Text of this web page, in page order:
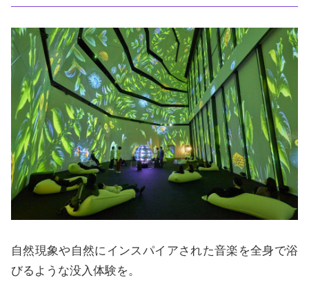
自然現象や自然にインスパイアされた音楽を全身で浴
びるような没入体験を。